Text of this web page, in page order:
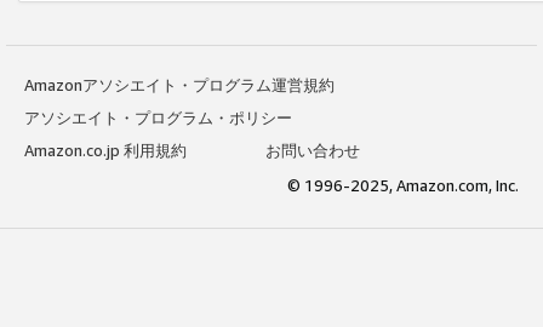
Amazonアソシエイト・プログラム運営規約
アソシエイト・プログラム・ポリシー
Amazon.co.jp 利用規約
お問い合わせ
© 1996-2025, Amazon.com, Inc.